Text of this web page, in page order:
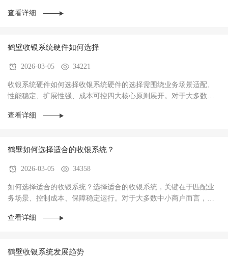
查看详细
鹤壁收银系统硬件如何选择
2026-03-05 34221
收银系统硬件如何选择收银系统硬件的选择需围绕‌业务场景适配、
性能稳定、扩展性强、成本可控‌四大核心原则展开。对于大多数商
查看详细
鹤壁如何选择适合的收银系统？
2026-03-05 34358
如何选择适合的收银系统？选择适合的收银系统，关键在于‌匹配业
务场景、控制成本、保障稳定运行‌。对于大多数中小商户而言，优
查看详细
鹤壁收银系统发展趋势